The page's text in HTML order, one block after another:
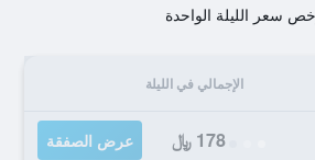
سعر الليلة الواحدة
الإجمالي في الليلة
178 ﷼ عرض الصفقة